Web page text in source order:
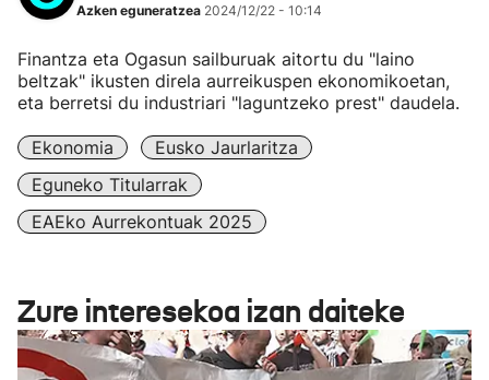
Azken eguneratzea 2024/12/22 - 10:14
Finantza eta Ogasun sailburuak aitortu du "laino
beltzak" ikusten direla aurreikuspen ekonomikoetan,
eta berretsi du industriari "laguntzeko prest" daudela.
Ekonomia
Eusko Jaurlaritza
Eguneko Titularrak
EAEko Aurrekontuak 2025
Zure interesekoa izan daiteke